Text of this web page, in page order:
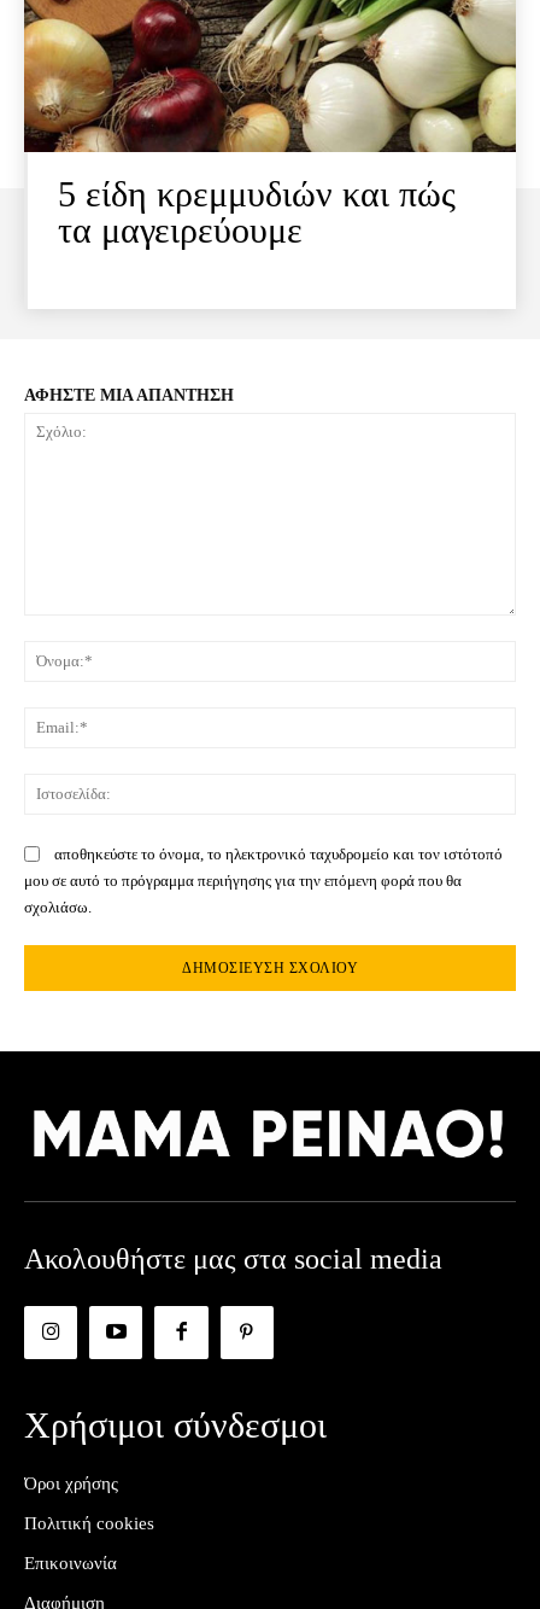
5 είδη κρεμμυδιών και πώς
τα μαγειρεύουμε
ΑΦΗΣΤΕ ΜΙΑ ΑΠΑΝΤΗΣΗ
αποθηκεύστε το όνομα, το ηλεκτρονικό ταχυδρομείο και τον ιστότοπό
μου σε αυτό το πρόγραμμα περιήγησης για την επόμενη φορά που θα
σχολιάσω.
Ακολουθήστε μας στα social media
Χρήσιμοι σύνδεσμοι
Όροι χρήσης
Πολιτική cookies
Επικοινωνία
Διαφήμιση